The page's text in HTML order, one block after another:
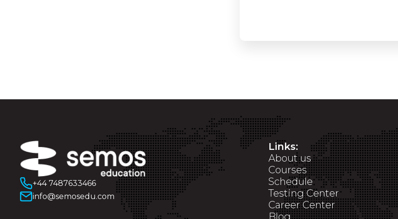
+44 7487633466
info@semosedu.com
Links:
About us
Courses
Schedule
Testing Center
Career Center
Blog